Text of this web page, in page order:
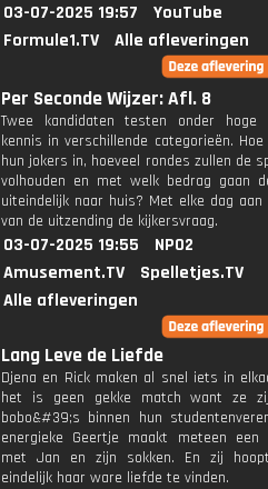
03-07-2025 19:57
YouTube
Formule1.TV
Alle afleveringen
Per Seconde Wijzer: Afl. 8
Twee kandidaten testen onder hoge
kennis in verschillende categorieën.
hun jokers in, hoeveel rondes zullen de
volhouden en met welk bedrag gaan
uiteindelijk naar huis? Met elke dag
van de uitzending de kijkersvraag.
03-07-2025 19:55
NPO2
Amusement.TV
Spelletjes.TV
Alle afleveringen
Lang Leve de Liefde
Djena en Rick maken al snel iets in
het is geen gekke match want ze
bobo&#39;s binnen hun
energieke Geertje maakt meteen een
met Jan en zijn sokken. En zij
eindelijk haar ware liefde te vinden.